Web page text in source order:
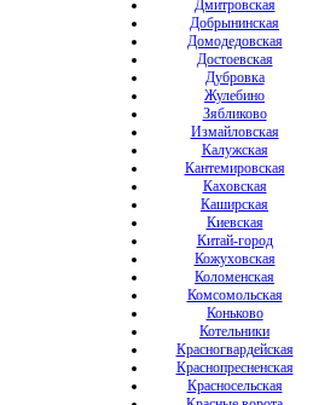
Дмитровская
Добрынинская
Домодедовская
Достоевская
Дубровка
Жулебино
Зябликово
Измайловская
Калужская
Кантемировская
Каховская
Каширская
Киевская
Китай-город
Кожуховская
Коломенская
Комсомольская
Коньково
Котельники
Красногвардейская
Краснопресненская
Красносельская